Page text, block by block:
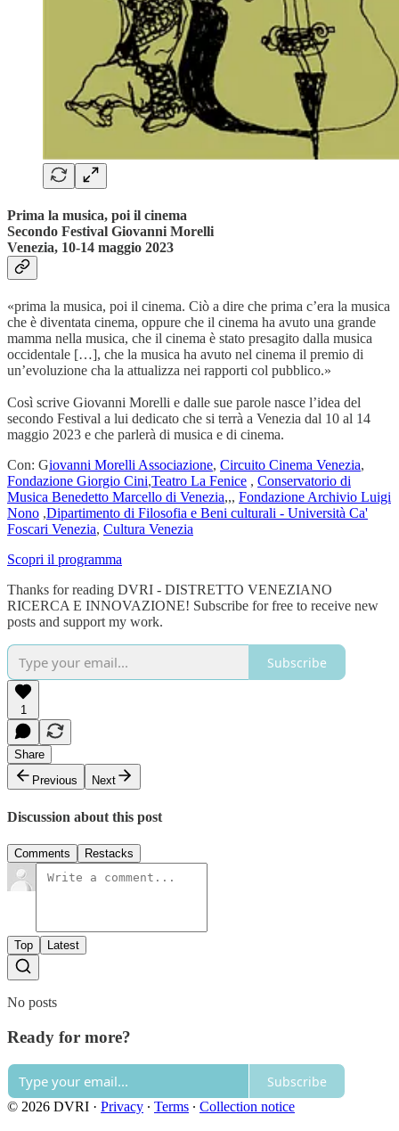
Prima la musica, poi il cinema
Secondo Festival Giovanni Morelli
Venezia, 10-14 maggio 2023
«prima la musica, poi il cinema. Ciò a dire che prima c’era la musica
che è diventata cinema, oppure che il cinema ha avuto una grande
mamma nella musica, che il cinema è stato presagito dalla musica
occidentale […], che la musica ha avuto nel cinema il premio di
un’evoluzione cha la attualizza nei rapporti col pubblico.»
Così scrive Giovanni Morelli e dalle sue parole nasce l’idea del
secondo Festival a lui dedicato che si terrà a Venezia dal 10 al 14
maggio 2023 e che parlerà di musica e di cinema.
Con: Giovanni Morelli Associazione, Circuito Cinema Venezia,
Fondazione Giorgio Cini,Teatro La Fenice , Conservatorio di
Musica Benedetto Marcello di Venezia,,, Fondazione Archivio Luigi
Nono ,Dipartimento di Filosofia e Beni culturali - Università Ca'
Foscari Venezia, Cultura Venezia
Scopri il programma
Thanks for reading DVRI - DISTRETTO VENEZIANO
RICERCA E INNOVAZIONE! Subscribe for free to receive new
posts and support my work.
Subscribe
1
Share
Previous
Next
Discussion about this post
Comments Restacks
Top Latest
No posts
Ready for more?
Subscribe
© 2026 DVRI · Privacy ∙ Terms ∙ Collection notice